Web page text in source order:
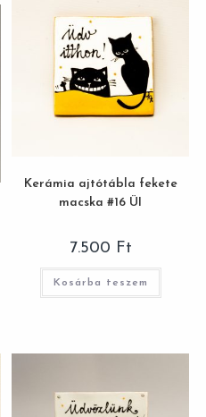
Kerámia ajtótábla fekete
macska #16 ÜI
7.500 Ft
Kosárba teszem